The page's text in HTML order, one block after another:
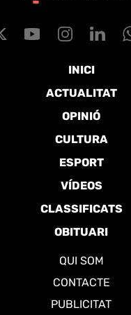
INICI
ACTUALITAT
OPINIÓ
CULTURA
ESPORT
VÍDEOS
CLASSIFICATS
OBITUARI
QUI SOM
CONTACTE
PUBLICITAT